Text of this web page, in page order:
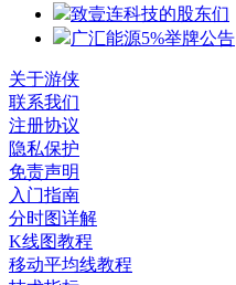
致壹连科技的股东们
广汇能源5%举牌公告
关于游侠
联系我们
注册协议
隐私保护
免责声明
入门指南
分时图详解
K线图教程
移动平均线教程